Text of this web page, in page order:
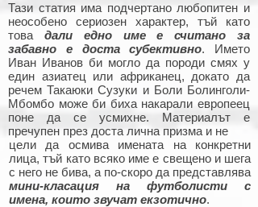
Тази статия има подчертано любопитен и
неособено сериозен характер, тъй като
това дали едно име е считано за
забавно е доста субективно. Името
Иван Иванов би могло да породи смях у
един азиатец или африканец, докато да
речем Такаюки Сузуки и Боли Болинголи-
Мбомбо може би биха накарали европеец
поне да се усмихне. Материалът е
пречупен през доста лична призма и не
цели да осмива имената на конкретни
лица, тъй като всяко име е свещено и шега
с него не бива, а по-скоро да представлява
мини-класация на футболисти с
имена, които звучат екзотично.